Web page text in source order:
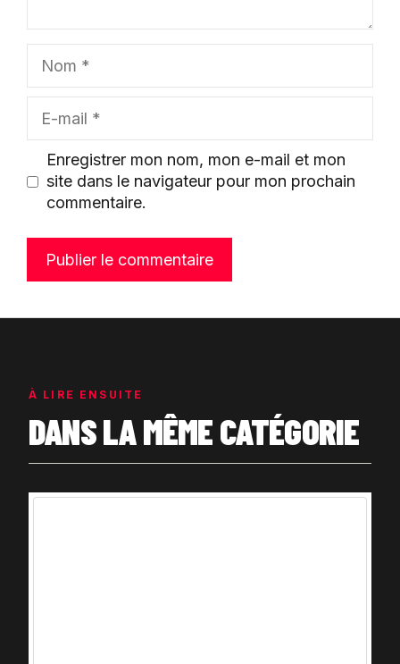
mail
Enregistrer mon nom, mon e-mail et mon
site dans le navigateur pour mon prochain
commentaire.
À LIRE ENSUITE
DANS LA MÊME CATÉGORIE